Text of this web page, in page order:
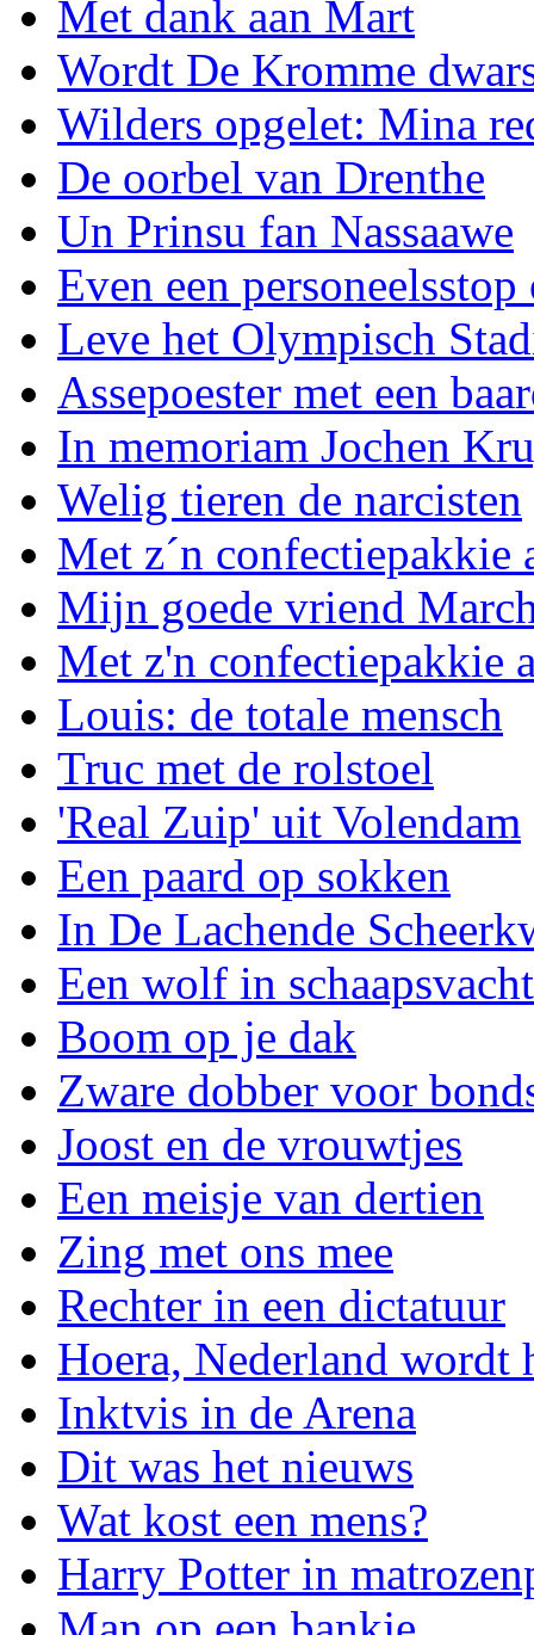
Met dank aan Mart
Wordt De Kromme
Wilders opgelet: Mina
De oorbel van Drenthe
Un Prinsu fan Nassaawe
Even een
Leve het Olympisch
Assepoester met een
In memoriam Jochen
Welig tieren de narcisten
Met z´n confectiepakkie
Mijn goede vriend
Met z'n confectiepakkie
Louis: de totale mensch
Truc met de rolstoel
'Real Zuip' uit Volendam
Een paard op sokken
In De Lachende
Een wolf in schaapsvacht
Boom op je dak
Zware dobber voor
Joost en de vrouwtjes
Een meisje van dertien
Zing met ons mee
Rechter in een dictatuur
Hoera, Nederland wordt
Inktvis in de Arena
Dit was het nieuws
Wat kost een mens?
Harry Potter in